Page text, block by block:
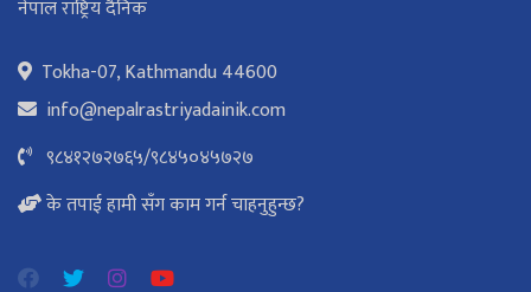
नेपाल राष्ट्रिय दैनिक
Tokha-07, Kathmandu 44600
info@nepalrastriyadainik.com
९८४१२७२७६५/९८४५०४५७२७
के तपाई हामी सँग काम गर्न चाहनुहुन्छ?